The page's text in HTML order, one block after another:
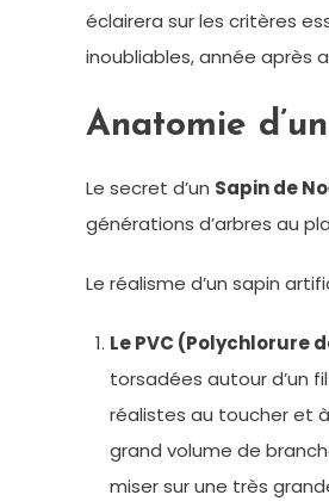
éclairera sur les critères
inoubliables, année après
Anatomie
Le secret d’un Sapin de
générations d’arbres au
Le réalisme d’un sapin
Le PVC (Polychlorure
torsadées autour d’un
réalistes au toucher et
grand volume de
miser sur une très